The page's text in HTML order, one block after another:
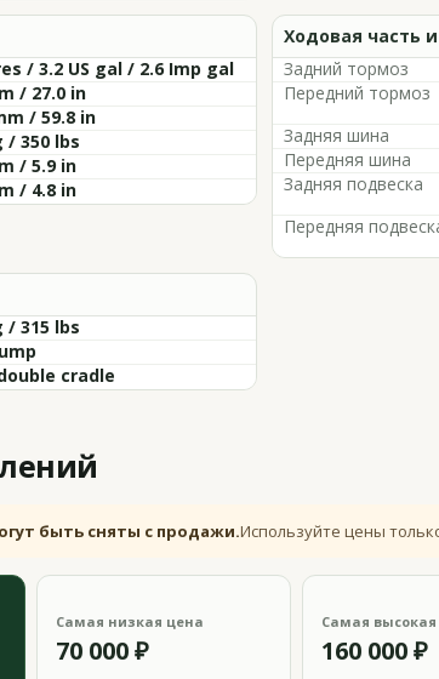
/ 3.2 US gal / 2.6 Imp gal
/ 27.0 in
/ 59.8 in
/ 350 lbs
/ 5.9 in
/ 4.8 in
Ходовая часть
Задний тормоз
Передний тормоз
Задняя шина
Передняя шина
Задняя подвеска
Передняя
/ 315 lbs
cradle
быть сняты с продажи.Используйте цены
Самая низкая цена
70 000 ₽
Самая
160 000 ₽